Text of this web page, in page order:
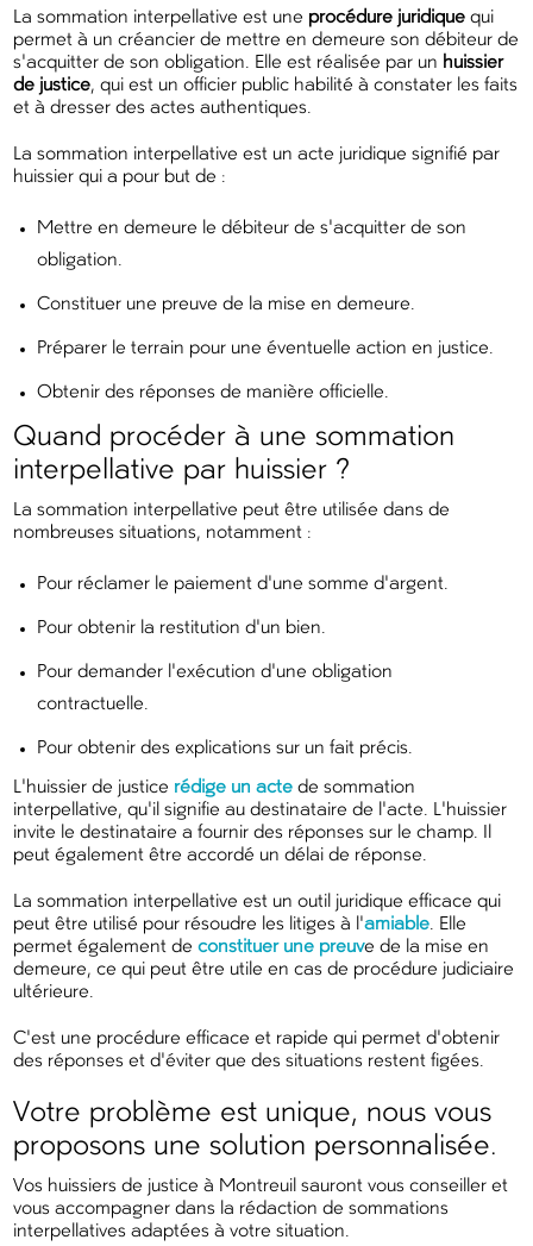
La sommation interpellative est une procédure juridique qui
permet à un créancier de mettre en demeure son débiteur de
s'acquitter de son obligation. Elle est réalisée par un huissier
de justice, qui est un officier public habilité à constater les faits
et à dresser des actes authentiques.
La sommation interpellative est un acte juridique signifié par
huissier qui a pour but de :
Mettre en demeure le débiteur de s'acquitter de son
obligation.
Constituer une preuve de la mise en demeure.
Préparer le terrain pour une éventuelle action en justice.
Obtenir des réponses de manière officielle.
Quand procéder à une sommation
interpellative par huissier ?
La sommation interpellative peut être utilisée dans de
nombreuses situations, notamment :
Pour réclamer le paiement d'une somme d'argent.
Pour obtenir la restitution d'un bien.
Pour demander l'exécution d'une obligation
contractuelle.
Pour obtenir des explications sur un fait précis.
L'huissier de justice rédige un acte de sommation
interpellative, qu'il signifie au destinataire de l'acte. L'huissier
invite le destinataire a fournir des réponses sur le champ. Il
peut également être accordé un délai de réponse.
La sommation interpellative est un outil juridique efficace qui
peut être utilisé pour résoudre les litiges à l'amiable. Elle
permet également deconstituer une preuve de la mise en
demeure, ce qui peut être utile en cas de procédure judiciaire
ultérieure.
C'est une procédure efficace et rapide qui permet d'obtenir
des réponses et d'éviter que des situations restent figées.
Votre problème est unique, nous vous
proposons une solution personnalisée.
Vos huissiers de justice à Montreuil sauront vous conseiller et
vous accompagner dans la rédaction de sommations
interpellatives adaptées à votre situation.